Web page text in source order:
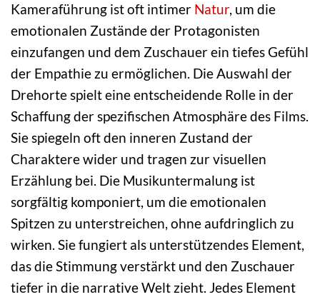
Kameraführung ist oft intimer Natur, um die
emotionalen Zustände der Protagonisten
einzufangen und dem Zuschauer ein tiefes Gefühl
der Empathie zu ermöglichen. Die Auswahl der
Drehorte spielt eine entscheidende Rolle in der
Schaffung der spezifischen Atmosphäre des Films.
Sie spiegeln oft den inneren Zustand der
Charaktere wider und tragen zur visuellen
Erzählung bei. Die Musikuntermalung ist
sorgfältig komponiert, um die emotionalen
Spitzen zu unterstreichen, ohne aufdringlich zu
wirken. Sie fungiert als unterstützendes Element,
das die Stimmung verstärkt und den Zuschauer
tiefer in die narrative Welt zieht. Jedes Element